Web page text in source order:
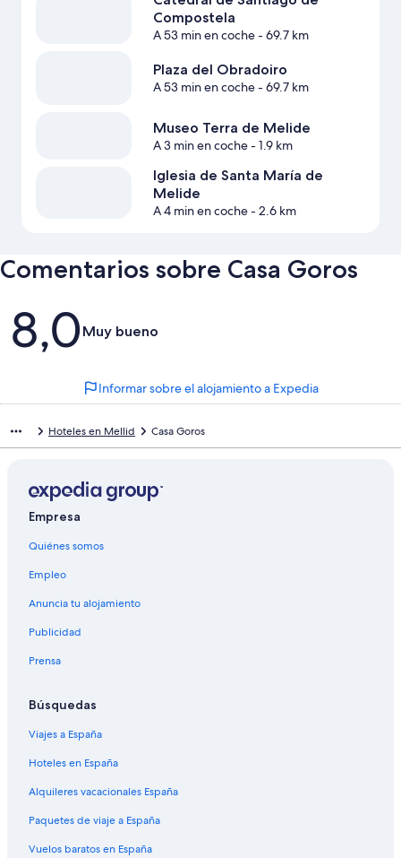
Compostela
A 53 min en coche- 69.7 km
Plaza del Obradoiro
A 53 min en coche- 69.7 km
Museo Terra de Melide
A 3 min en coche- 1.9 km
Iglesia de Santa María de
Melide
A 4 min en coche- 2.6 km
Comentarios sobre Casa Goros
Comentarios
8,0Muy bueno
Informar sobre el alojamiento a Expedia
Hoteles en Mellid Casa Goros
Empresa
Quiénes somos
Empleo
Anuncia tu alojamiento
Publicidad
Prensa
Búsquedas
Viajes a España
Hoteles en España
Alquileres vacacionales España
Paquetes de viaje a España
Vuelos baratos en España